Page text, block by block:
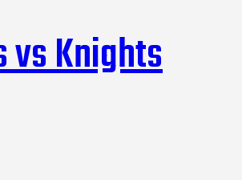
vs Knights